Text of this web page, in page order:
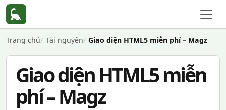
Trang chủ Tài nguyên Giao diện HTML5 miễn phí – Magz
Giao diện HTML5 miễn
phí – Magz